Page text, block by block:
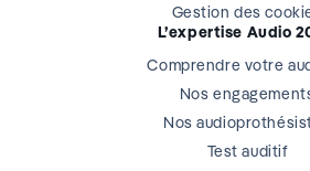
Gestion des
L’expertise Audio
Comprendre votre
Nos
Nos
Test auditif